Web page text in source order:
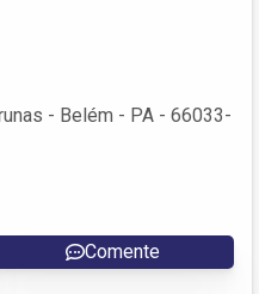
- Belém - PA - 66033-
Comente